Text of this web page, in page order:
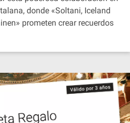
donde «Soltani, Iceland
prometen crear recuerdos